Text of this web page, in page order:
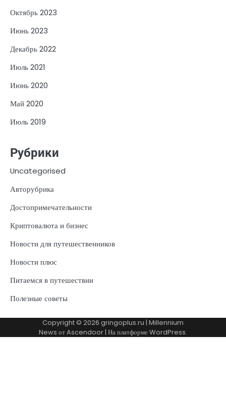
Октябрь 2023
Июнь 2023
Декабрь 2022
Июль 2021
Июнь 2020
Май 2020
Июль 2019
Рубрики
Uncategorised
Авторубрика
Достопримечательности
Криптовалюта и бизнес
Новости для путешественников
Новости плюс
Питаемся в путешествии
Полезные советы
Copyright © 2026 gringoplus.ru | Millennium
News отAscendoor | На платформеWordPress.